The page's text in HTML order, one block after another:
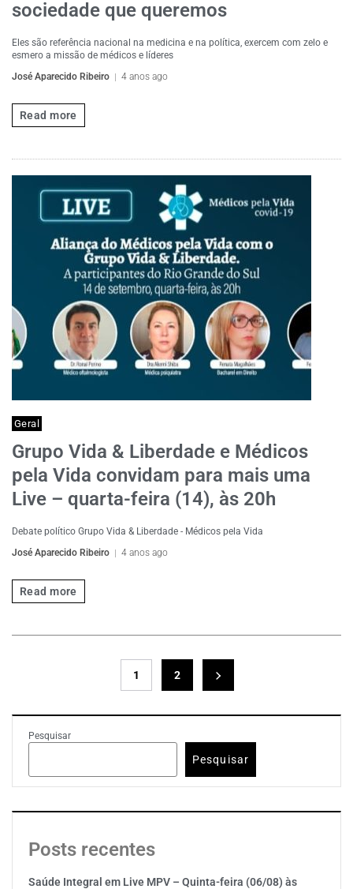
sociedade que queremos
Eles são referência nacional na medicina e na política, exercem com zelo e
esmero a missão de médicos e líderes
José Aparecido Ribeiro
4 anos ago
Read more
Geral
Grupo Vida & Liberdade e Médicos
pela Vida convidam para mais uma
Live – quarta-feira (14), às 20h
Debate político Grupo Vida & Liberdade - Médicos pela Vida
José Aparecido Ribeiro
4 anos ago
Read more
1 2
Pesquisar
Pesquisar
Posts recentes
Saúde Integral em Live MPV – Quinta-feira (06/08) às